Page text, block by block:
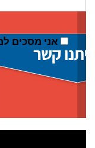
אני מסכים ל